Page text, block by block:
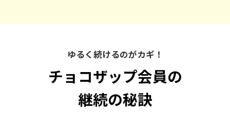
ゆるく続けるのがカギ！
チョコザップ会員の
継続の秘訣